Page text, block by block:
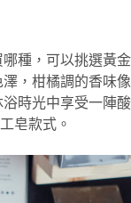
種，可以挑選黃金
，柑橘調的香味像
時光中享受一陣酸
皂款式。